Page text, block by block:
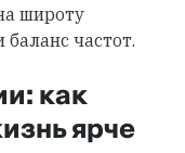
широту
частот.
как
ярче